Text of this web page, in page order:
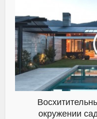
окружении